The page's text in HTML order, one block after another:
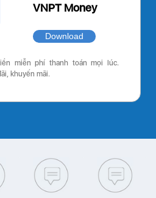
VNPT Money
Download
miễn phí thanh toán mọi lúc.
khuyến mãi.